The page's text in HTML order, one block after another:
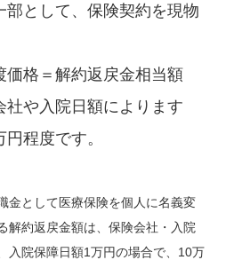
部として、保険契約を現物
格＝解約返戻金相当額
社や入院日額によります
程度です。
金として医療保険を個人に名義変
解約返戻金額は、保険会社・入院
入院保障日額1万円の場合で、10万